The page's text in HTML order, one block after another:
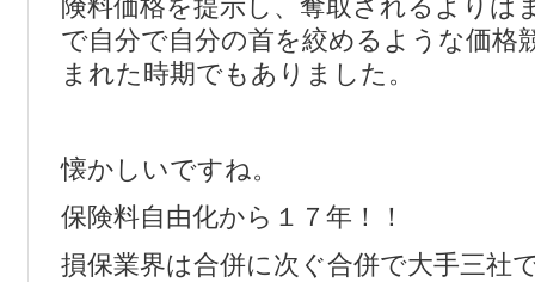
険料価格を提示し、奪取されるよりは
で自分で自分の首を絞めるような価格
まれた時期でもありました。
懐かしいですね。
保険料自由化から１７年！！
損保業界は合併に次ぐ合併で大手三社